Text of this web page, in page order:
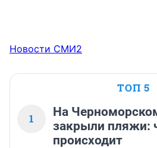
Новости СМИ2
ТОП 5
1
На
закрыли пляжи:
происходит